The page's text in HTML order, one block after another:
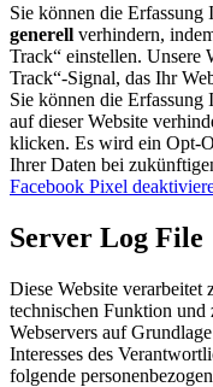
Sie können die Erfassung
generell verhindern,
Track“ einstellen. Unsere
Track“-Signal, das Ihr
Sie können die Erfassung
auf dieser Website
klicken. Es wird ein Opt-
Ihrer Daten bei
Facebook Pixel
Server Log File
Diese Website
technischen Funktion und
Webservers auf
Interesses des
folgende